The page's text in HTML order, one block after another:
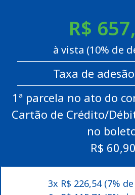
R$
à vista (10% de
Taxa de
1ª parcela no ato do
Cartão de Crédito/
no
R$ 60,90
3x R$ 226,54 (7%